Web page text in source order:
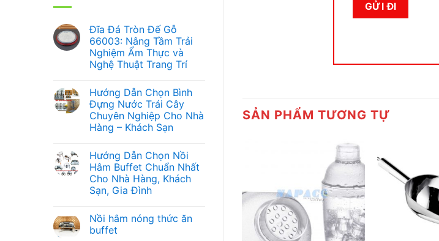
Đĩa Đá Tròn Đế Gỗ
66003: Nâng Tầm Trải
Nghiệm Ẩm Thực và
Nghệ Thuật Trang Trí
bình
luận
ở
Đĩa
Đá
Tròn
66003:
Nâng
Tầm
Trải
Nghiệm
Ẩm
Nghệ
Thuật
Trang
Hướng Dẫn Chọn Bình
Đựng Nước Trái Cây
Chuyên Nghiệp Cho Nhà
Hàng – Khách Sạn
bình
luận
ở
Hướng
Dẫn
Chọn
Nước
Trái
Cây
Hướng Dẫn Chọn Nồi
Hâm Buffet Chuẩn Nhất
Cho Nhà Hàng, Khách
Sạn, Gia Đình
bình
luận
ở
Nồi hâm nóng thức ăn
buffet
SẢN PHẨM TƯƠNG TỰ